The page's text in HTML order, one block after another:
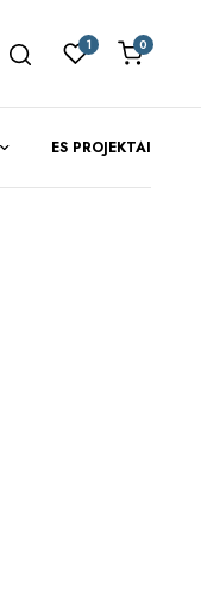
1 0
ES PROJEKTAI